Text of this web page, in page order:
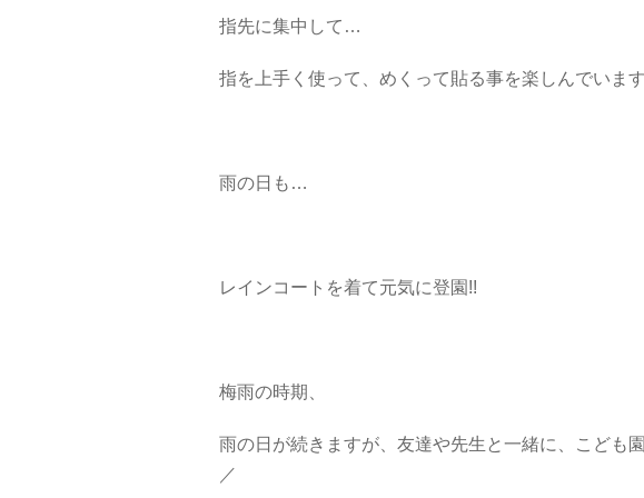
指先に集中して…
指を上手く使って、めくって貼る事を楽しんでいま
雨の日も…
レインコートを着て元気に登園!!
梅雨の時期、
雨の日が続きますが、友達や先生と一緒に、こども
／